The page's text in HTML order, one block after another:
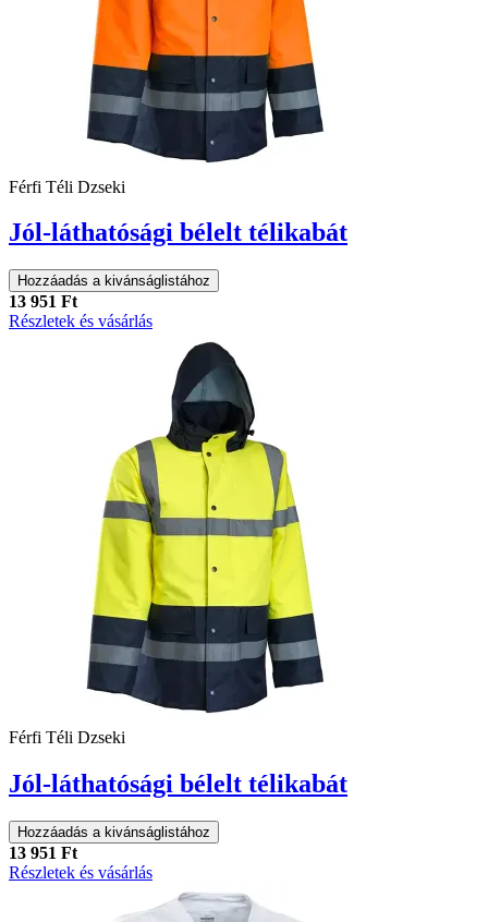
Férfi Téli Dzseki
Jól-láthatósági bélelt télikabát
Hozzáadás a kivánságlistához
13 951 Ft
Részletek és vásárlás
Férfi Téli Dzseki
Jól-láthatósági bélelt télikabát
Hozzáadás a kivánságlistához
13 951 Ft
Részletek és vásárlás